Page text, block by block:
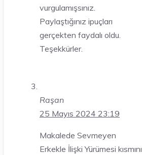
vurgulamışsınız.
Paylaştığınız ipuçları
gerçekten faydalı oldu.
Teşekkürler.
Raşan
25 Mayıs 2024 23:19
Makalede Sevmeyen
Erkekle İlişki Yürümesi kısmını